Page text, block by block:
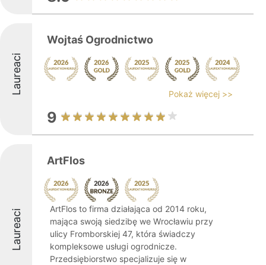
Laureaci
Wojtaś Ogrodnictwo
Pokaż więcej >>
9
Laureaci
ArtFlos
ArtFlos to firma działająca od 2014 roku,
mająca swoją siedzibę we Wrocławiu przy
ulicy Fromborskiej 47, która świadczy
kompleksowe usługi ogrodnicze.
Przedsiębiorstwo specjalizuje się w